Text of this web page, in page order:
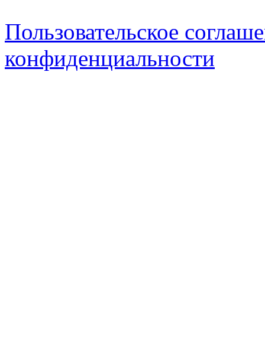
Пользовательское
конфиденциальности